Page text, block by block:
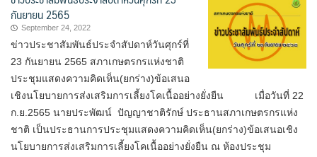
Search
for:
กันยายน 2565
September 24, 2022
ข่าวประชาสัมพันธ์ประจำสัปดาห์วันศุกร์ที่
23 กันยายน 2565 สภาเกษตรกรแห่งชาติ
ประชุมแสดงความคิดเห็น(ยกร่าง)ข้อเสนอ
เชิงนโยบายการส่งเสริมการเลี้ยงโคเนื้ออย่างยั่งยืน เมื่อวันที่ 22
ก.ย.2565 นายประพัฒน์ ปัญญาชาติรักษ์ ประธานสภาเกษตรกรแห่ง
ชาติ เป็นประธานการประชุมแสดงความคิดเห็น(ยกร่าง)ข้อเสนอเชิง
นโยบายการส่งเสริมการเลี้ยงโคเนื้ออย่างยั่งยืน ณ ห้องประชุม